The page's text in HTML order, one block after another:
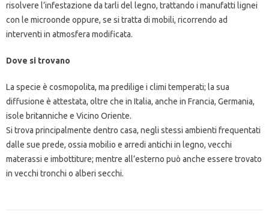
risolvere l’infestazione da tarli del legno, trattando i manufatti lignei
con le microonde oppure, se si tratta di mobili, ricorrendo ad
interventi in atmosfera modificata.
Dove si trovano
La specie è cosmopolita, ma predilige i climi temperati; la sua
diffusione è attestata, oltre che in Italia, anche in Francia, Germania,
isole britanniche e Vicino Oriente.
Si trova principalmente dentro casa, negli stessi ambienti frequentati
dalle sue prede, ossia mobilio e arredi antichi in legno, vecchi
materassi e imbottiture; mentre all’esterno può anche essere trovato
in vecchi tronchi o alberi secchi.